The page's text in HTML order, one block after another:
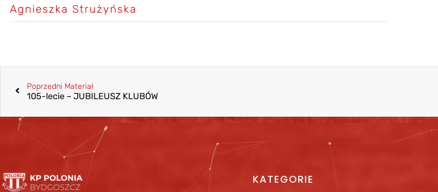
Agnieszka Strużyńska
Poprzedni Materiał
105-lecie – JUBILEUSZ KLUBÓW
KATEGORIE